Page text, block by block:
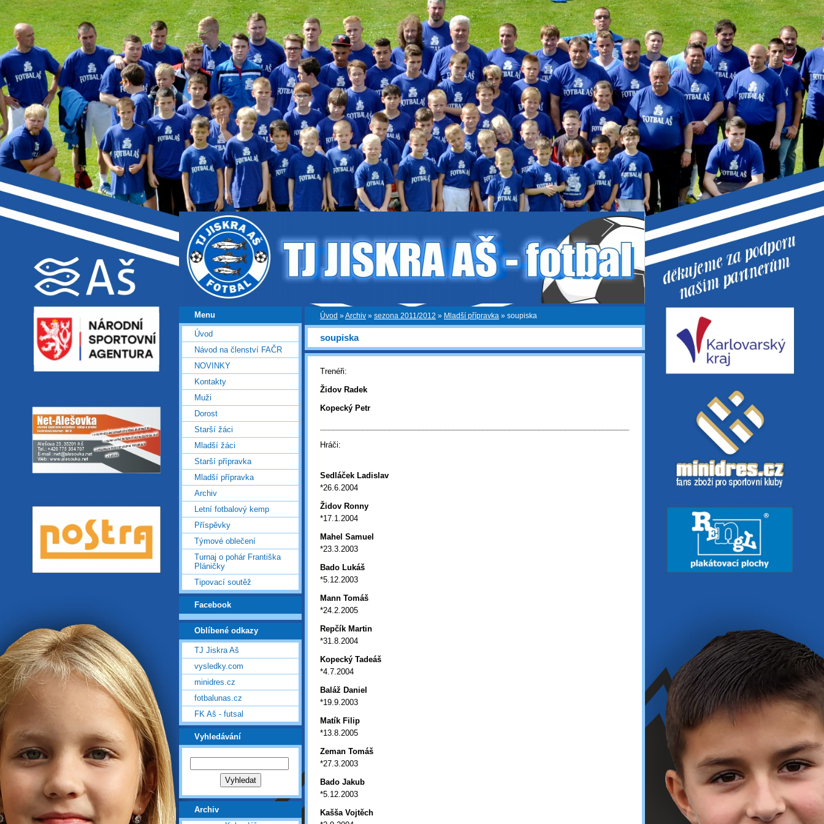
Úvod »Archiv » sezona 2011/2012 » Mladší přípravka » soupiska
soupiska
Trenéři:
Židov Radek
Kopecký Petr
Hráči:
Sedláček Ladislav
*26.6.2004
Židov Ronny
*17.1.2004
Mahel Samuel
*23.3.2003
Bado Lukáš
*5.12.2003
Mann Tomáš
*24.2.2005
Repčík Martin
*31.8.2004
Kopecký Tadeáš
*4.7.2004
Baláž Daniel
*19.9.2003
Matík Filip
*13.8.2005
Zeman Tomáš
*27.3.2003
Bado Jakub
*5.12.2003
Kašša Vojtěch
Menu
Úvod
Návod na členství FAČR
NOVINKY
Kontakty
Muži
Dorost
Starší žáci
Mladší žáci
Starší přípravka
Mladší přípravka
Archiv
Letní fotbalový kemp
Příspěvky
Týmové oblečení
Turnaj o pohár Františka
Pláničky
Tipovací soutěž
Facebook
Oblíbené odkazy
TJ Jiskra Aš
vysledky.com
minidres.cz
fotbalunas.cz
FK Aš - futsal
Vyhledávání
Archiv